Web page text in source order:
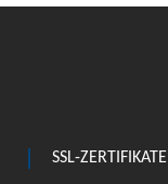
SSL-ZERTIFIKATE